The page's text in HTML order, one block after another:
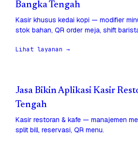
Bangka Tengah
Kasir khusus kedai kopi — modifier
stok bahan, QR order meja, shift
Lihat layanan →
Jasa Bikin Aplikasi Kasir
Tengah
Kasir restoran & kafe — manajemen
split bill, reservasi, QR menu.